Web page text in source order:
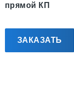
прямой КП
ЗАКАЗАТЬ